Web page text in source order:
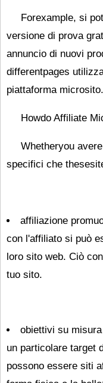
Forexample, si
versione di prova
annuncio di nuovi
differentpages
piattaforma microsito.
Howdo Affiliate
Whetheryou
specifici che
affiliazione
con l'affiliato si può
loro sito web. Ciò
tuo sito.
obiettivi su
un particolare target
possono essere siti